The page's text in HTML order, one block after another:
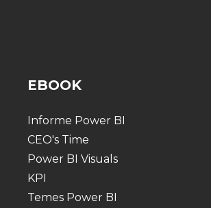
EBOOK
Informe Power BI
CEO's Time
Power BI Visuals
KPI
Temes Power BI